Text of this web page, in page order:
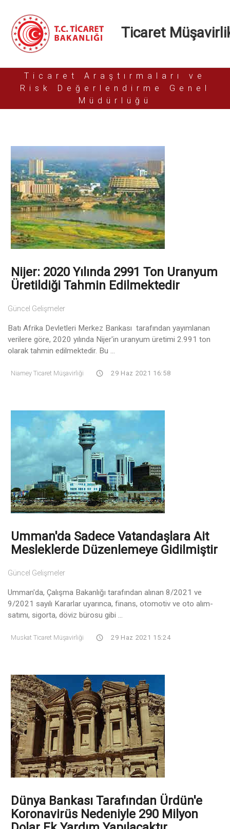
Ticaret
Ticaret Araştırmaları ve
Risk Değerlendirme Genel
Müdürlüğü
Nijer: 2020 Yılında 2991 Ton Uranyum
Üretildiği Tahmin Edilmektedir
Güncel Gelişmeler
Batı Afrika Devletleri Merkez Bankası tarafından yayımlanan
verilere göre, 2020 yılında Nijer'in uranyum üretimi 2.991 ton
olarak tahmin edilmektedir. Bu ...
Niamey Ticaret Müşavirliği 29 Haz 2021 16:58
Umman'da Sadece Vatandaşlara Ait
Mesleklerde Düzenlemeye Gidilmiştir
Güncel Gelişmeler
Umman'da, Çalışma Bakanlığı tarafından alınan 8/2021 ve
9/2021 sayılı Kararlar uyarınca, finans, otomotiv ve oto alım-
satımı, sigorta, döviz bürosu gibi ...
Muskat Ticaret Müşavirliği 29 Haz 2021 15:24
Dünya Bankası Tarafından Ürdün'e
Koronavirüs Nedeniyle 290 Milyon